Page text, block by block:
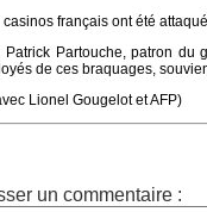
casinos français ont été
Patrick Partouche, patron
de ces braquages,
Lionel Gougelot et AFP)
un commentaire :